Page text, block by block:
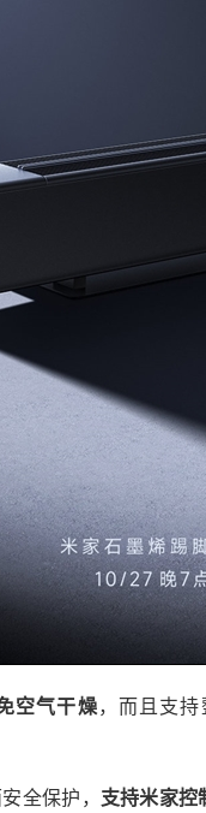
空气干燥，而且支
全保护， 支持米家控